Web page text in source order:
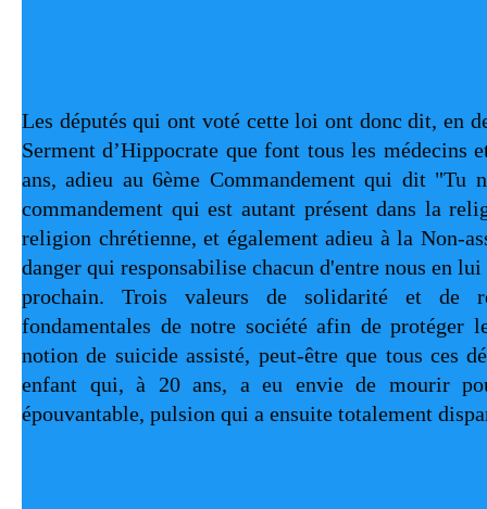
Les députés qui ont voté cette loi ont donc dit, en
Serment d’Hippocrate que font tous les médecins
ans, adieu au 6ème Commandement qui dit "Tu
commandement qui est autant présent dans la
religion chrétienne, et également adieu à la Non-
danger qui responsabilise chacun d'entre nous en
prochain. Trois valeurs de solidarité et de
fondamentales de notre société afin de protéger
notion de suicide assisté, peut-être que tous ces
enfant qui, à 20 ans, a eu envie de mourir
épouvantable, pulsion qui a ensuite totalement